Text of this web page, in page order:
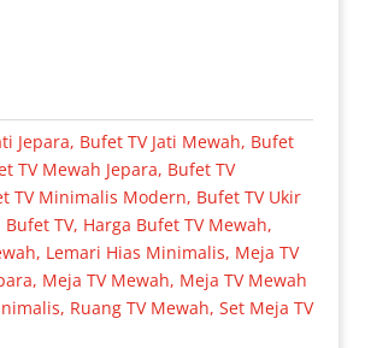
Jepara, Bufet TV Jati Mewah, Bufet
TV Mewah Jepara, Bufet TV
TV Minimalis Modern, Bufet TV Ukir
Bufet TV, Harga Bufet TV Mewah,
, Lemari Hias Minimalis, Meja TV
, Meja TV Mewah, Meja TV Mewah
, Ruang TV Mewah, Set Meja TV